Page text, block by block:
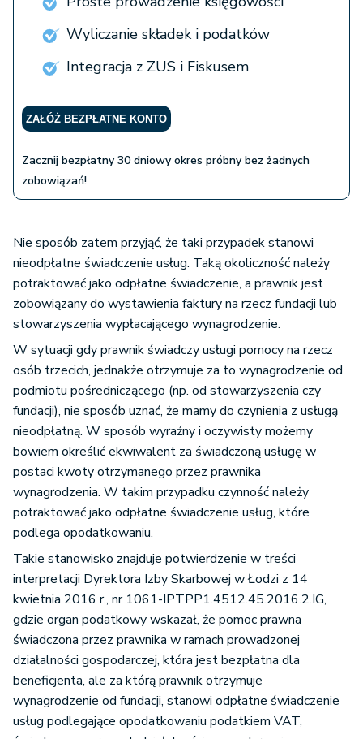
Wyliczanie składek i podatków
Integracja z ZUS i Fiskusem
ZAŁÓŻ BEZPŁATNE KONTO
Zacznij bezpłatny 30 dniowy okres próbny bez żadnych
zobowiązań!
Nie sposób zatem przyjąć, że taki przypadek stanowi
nieodpłatne świadczenie usług. Taką okoliczność należy
potraktować jako odpłatne świadczenie, a prawnik jest
zobowiązany do wystawienia faktury na rzecz fundacji lub
stowarzyszenia wypłacającego wynagrodzenie.
W sytuacji gdy prawnik świadczy usługi pomocy na rzecz
osób trzecich, jednakże otrzymuje za to wynagrodzenie od
podmiotu pośredniczącego (np. od stowarzyszenia czy
fundacji), nie sposób uznać, że mamy do czynienia z usługą
nieodpłatną. W sposób wyraźny i oczywisty możemy
bowiem określić ekwiwalent za świadczoną usługę w
postaci kwoty otrzymanego przez prawnika
wynagrodzenia. W takim przypadku czynność należy
potraktować jako odpłatne świadczenie usług, które
podlega opodatkowaniu.
Takie stanowisko znajduje potwierdzenie w treści
interpretacji Dyrektora Izby Skarbowej w Łodzi z 14
kwietnia 2016 r., nr 1061-IPTPP1.4512.45.2016.2.IG,
gdzie organ podatkowy wskazał, że pomoc prawna
świadczona przez prawnika w ramach prowadzonej
działalności gospodarczej, która jest bezpłatna dla
beneficjenta, ale za którą prawnik otrzymuje
wynagrodzenie od fundacji, stanowi odpłatne świadczenie
usług podlegające opodatkowaniu podatkiem VAT,